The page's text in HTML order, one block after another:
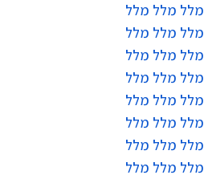
מלל מלל
מלל מלל
מלל מלל
מלל מלל
מלל מלל
מלל מלל
מלל מלל
מלל מלל